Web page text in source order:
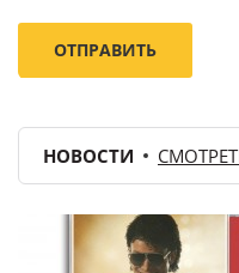
НОВОСТИ